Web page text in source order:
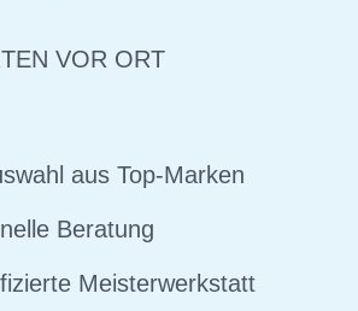
VOR ORT
aus Top-Marken
Beratung
Meisterwerkstatt